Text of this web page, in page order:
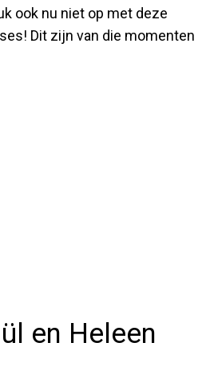
ook nu niet op met deze
Dit zijn van die momenten
en Heleen